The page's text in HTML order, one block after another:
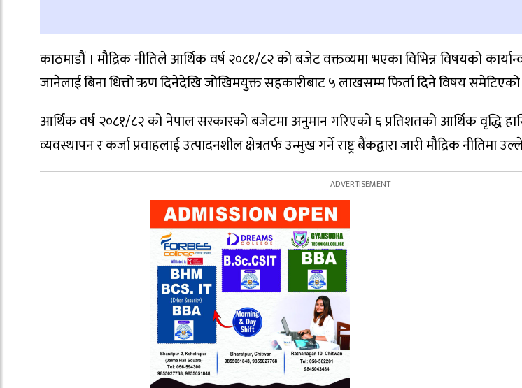
काठमाडौं । मौद्रिक नीतिले आर्थिक वर्ष २०८१/८२ को बजेट वक्तव्यमा भएका विभिन्न विषयको
जानेलाई बिना धित्तो ऋण दिनेदेखि जाेखिमयुक्त सहकारीबाट ५ लाखसम्म फिर्ता दिने विषय
आर्थिक वर्ष २०८१/८२ को नेपाल सरकारको बजेटमा अनुमान गरिएको ६ प्रतिशतको आर्थिक वृद्धि
व्यवस्थापन र कर्जा प्रवाहलाई उत्पादनशील क्षेत्रतर्फ उन्मुख गर्ने राष्ट्र बैंकद्वारा जारी मौद्रिक नीतिमा